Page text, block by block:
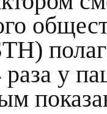
у